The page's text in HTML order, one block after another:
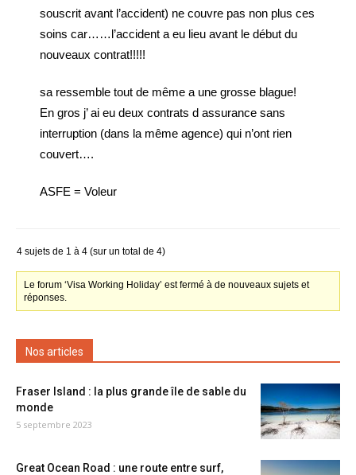
souscrit avant l’accident) ne couvre pas non plus ces
soins car……l’accident a eu lieu avant le début du
nouveaux contrat!!!!!
sa ressemble tout de même a une grosse blague!
En gros j’ ai eu deux contrats d assurance sans
interruption (dans la même agence) qui n’ont rien
couvert….
ASFE = Voleur
4 sujets de 1 à 4 (sur un total de 4)
Le forum ‘Visa Working Holiday’ est fermé à de nouveaux sujets et
réponses.
Nos articles
Fraser Island : la plus grande île de sable du
monde
5 septembre 2023
Great Ocean Road : une route entre surf,